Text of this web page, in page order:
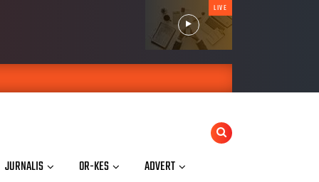
LIVE
JURNALIS OR-KES ADVERT